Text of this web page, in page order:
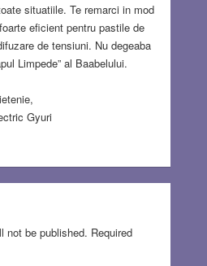
situatiile. Te remarci in mod
eficient pentru pastile de
de tensiuni. Nu degeaba
Limpede” al Baabelului.
Gyuri
not be published. Required